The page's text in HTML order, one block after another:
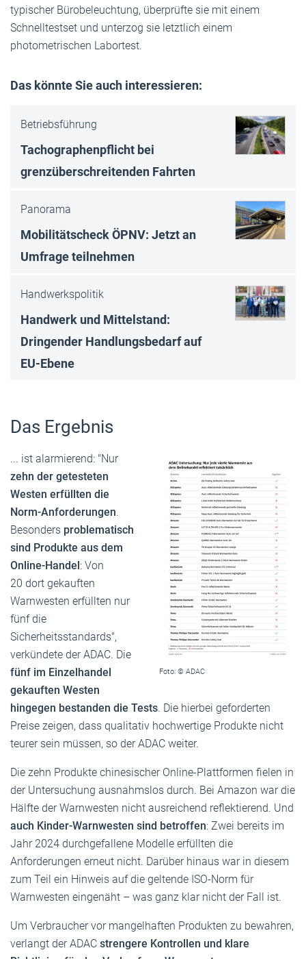
typischer Bürobeleuchtung, überprüfte sie mit einem
Schnelltestset und unterzog sie letztlich einem
photometrischen Labortest.
Das könnte Sie auch interessieren:
Betriebsführung
Tachographenpflicht bei
grenzüberschreitenden Fahrten
Panorama
Mobilitätscheck ÖPNV: Jetzt an
Umfrage teilnehmen
Handwerkspolitik
Handwerk und Mittelstand:
Dringender Handlungsbedarf auf
EU-Ebene
Das Ergebnis
Foto: © ADAC
... ist alarmierend: "Nur
zehn der getesteten
Westen erfüllten die
Norm-Anforderungen.
Besonders problematisch
sind Produkte aus dem
Online-Handel : Von
20 dort gekauften
Warnwesten erfüllten nur
fünf die
Sicherheitsstandards",
verkündete der ADAC. Die
fünf im Einzelhandel
gekauften Westen
hingegen bestanden die Tests. Die hierbei geforderten
Preise zeigen, dass qualitativ hochwertige Produkte nicht
teurer sein müssen, so der ADAC weiter.
Die zehn Produkte chinesischer Online-Plattformen fielen in
der Untersuchung ausnahmslos durch. Bei Amazon war die
Hälfte der Warnwesten nicht ausreichend reflektierend. Und
auch Kinder-Warnwesten sind betroffen: Zwei bereits im
Jahr 2024 durchgefallene Modelle erfüllten die
Anforderungen erneut nicht. Darüber hinaus war in diesem
zum Teil ein Hinweis auf die geltende ISO-Norm für
Warnwesten eingenäht – was ganz klar nicht der Fall ist.
Um Verbraucher vor mangelhaften Produkten zu bewahren,
verlangt der ADAC strengere Kontrollen und klare